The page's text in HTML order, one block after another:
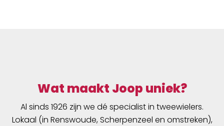
Wat maakt Joop uniek?
Al sinds 1926 zijn we dé specialist in tweewielers.
Lokaal (in Renswoude, Scherpenzeel en omstreken),